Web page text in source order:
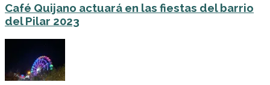
Café Quijano actuará en las fiestas del barrio
del Pilar 2023